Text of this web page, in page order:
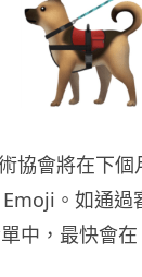
協會將在下
。如通過
中，最快會